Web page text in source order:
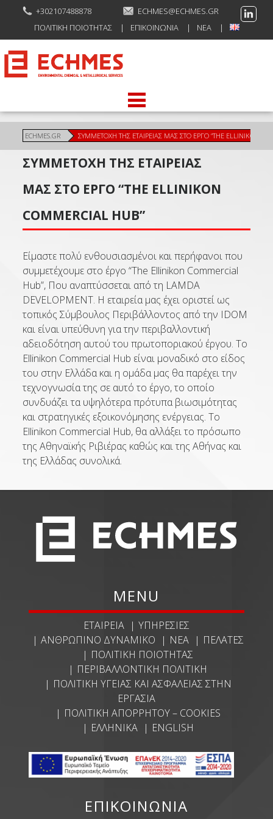
+302107488878
ECHMES@ECHMES.GR
ΠΟΛΙΤΙΚΉ ΠΟΙΌΤΗΤΑΣ
ΕΠΙΚΟΙΝΩΝΊΑ ΝΈΑ
ECHMES.GR ΣΥΜΜΕΤΟΧΉ ΤΗΣ ΕΤΑΙΡΕΊΑΣ ΜΑΣ ΣΤΟ ΈΡΓΟ “THE ELLINIKON
ΣΥΜΜΕΤΟΧΉ ΤΗΣ ΕΤΑΙΡΕΊΑΣ
ΜΑΣ ΣΤΟ ΈΡΓΟ “THE ELLINIKON
COMMERCIAL HUB”
Είμαστε πολύ ενθουσιασμένοι και περήφανοι που
συμμετέχουμε στο έργο “The Ellinikon Commercial
Hub”, Που αναπτύσσεται από τη LAMDA
DEVELOPMENT. Η εταιρεία μας έχει οριστεί ως
τοπικός Σύμβουλος Περιβάλλοντος από την IDOM
και είναι υπεύθυνη για την περιβαλλοντική
αδειοδότηση αυτού του πρωτοποριακού έργου. Το
Ellinikon Commercial Hub είναι μοναδικό στο είδος
του στην Ελλάδα και η ομάδα μας θα παρέχει την
τεχνογνωσία της σε αυτό το έργο, το οποίο
συνδυάζει τα υψηλότερα πρότυπα βιωσιμότητας
και στρατηγικές εξοικονόμησης ενέργειας. Το
Ellinikon Commercial Hub, θα αλλάξει το πρόσωπο
της Αθηναϊκής Ριβιέρας καθώς και της Αθήνας και
της Ελλάδας συνολικά.
MENU
ΕΤΑΙΡΕΊΑ
ΥΠΗΡΕΣΊΕΣ
ΑΝΘΡΏΠΙΝΟ ΔΥΝΑΜΙΚΌ
ΝΈΑ
ΠΕΛΆΤΕΣ
ΠΟΛΙΤΙΚΉ ΠΟΙΌΤΗΤΑΣ
ΠΕΡΙΒΑΛΛΟΝΤΙΚΉ ΠΟΛΙΤΙΚΉ
ΠΟΛΙΤΙΚΉ ΥΓΕΊΑΣ ΚΑΙ ΑΣΦΆΛΕΙΑΣ ΣΤΗΝ
ΕΡΓΑΣΊΑ
ΠΟΛΙΤΙΚΉ ΑΠΟΡΡΉΤΟΥ – COOKIES
ΕΛΛΗΝΙΚΆ
ENGLISH
ΕΠΙΚΟΙΝΩΝΙΑ